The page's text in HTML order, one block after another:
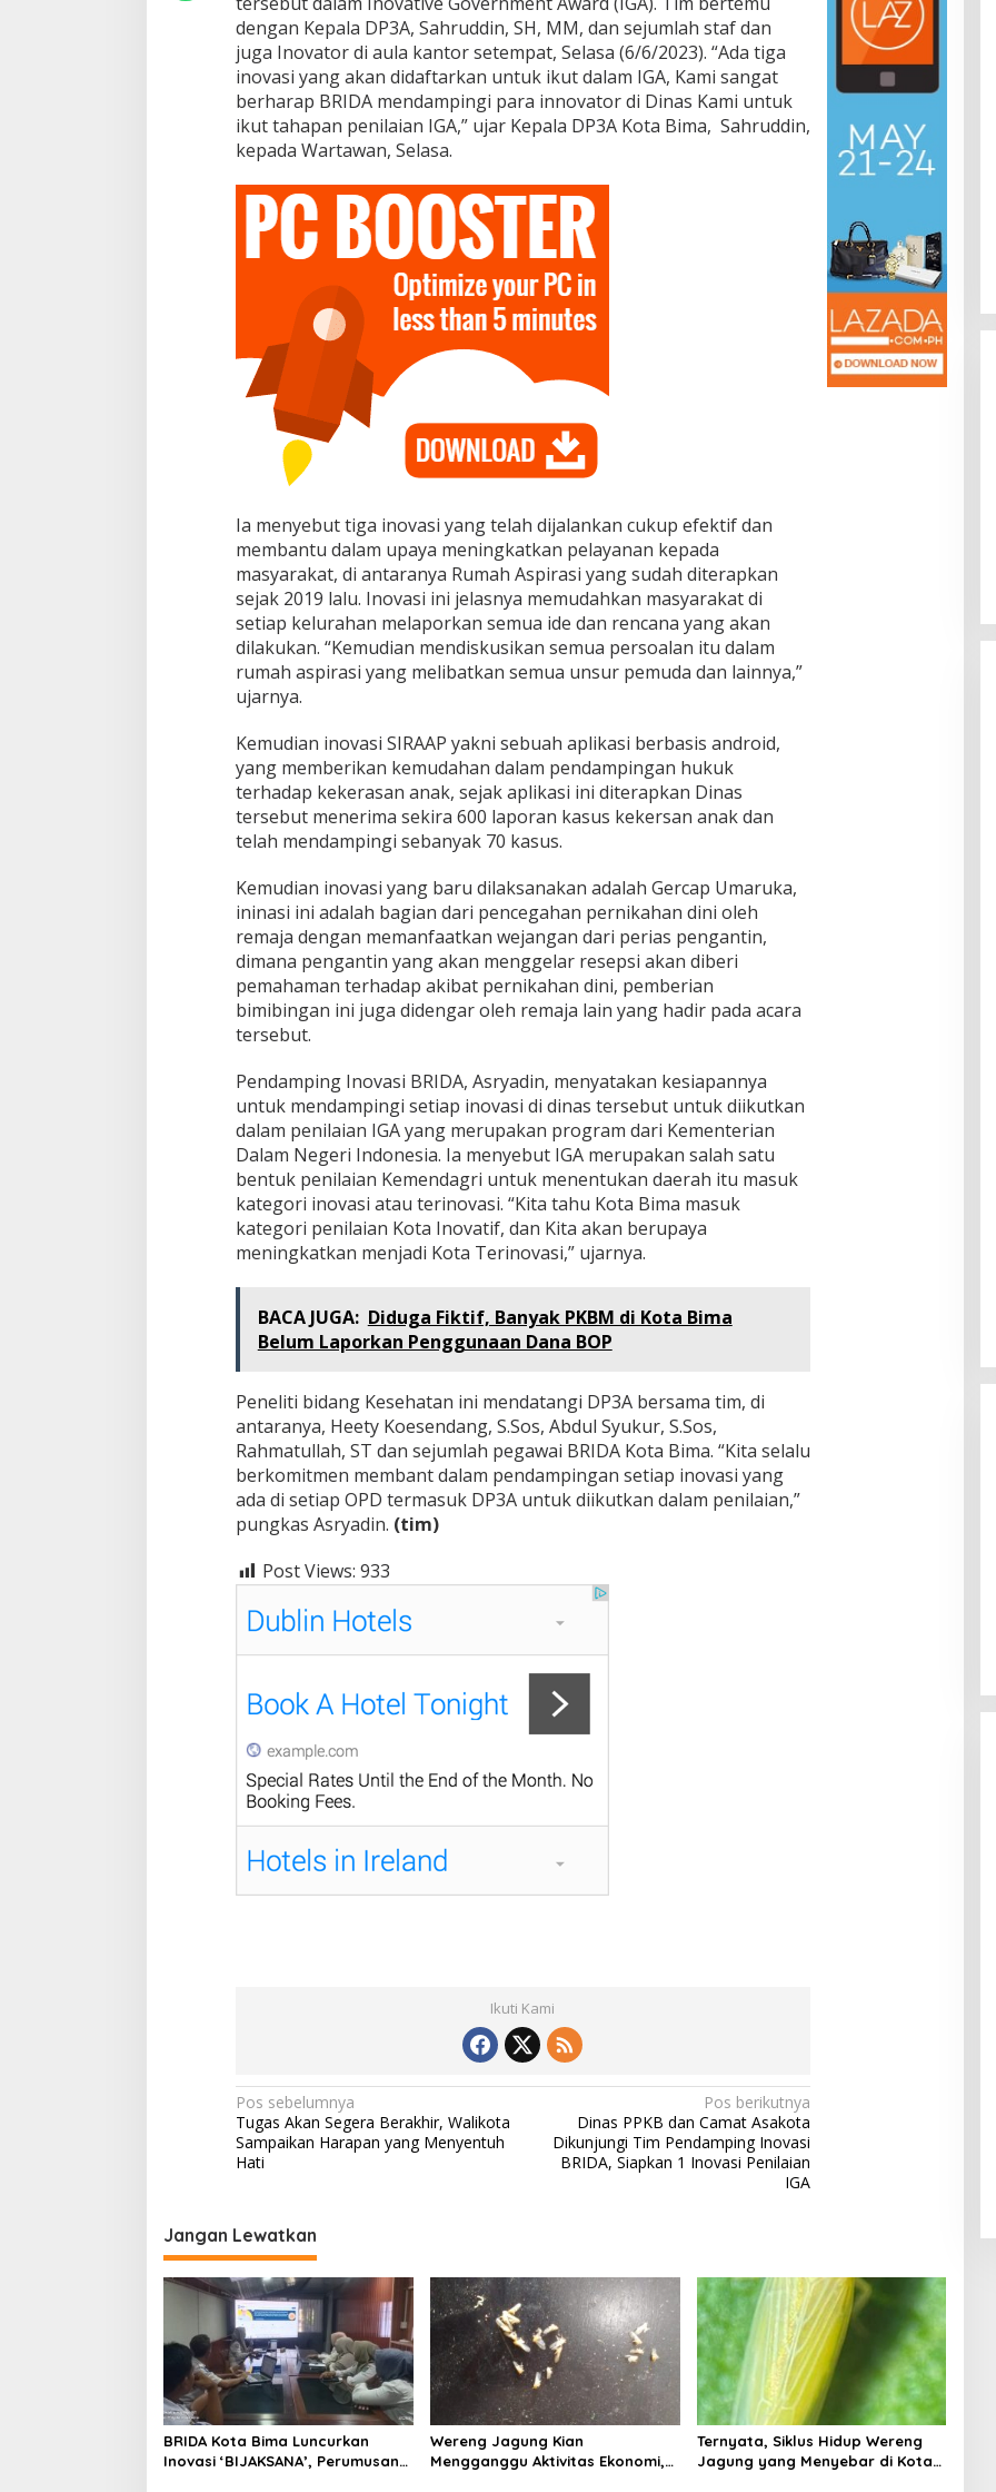
G
A
d
i
D
P
3
A
dengan Kepala DP3A, Sahruddin, SH, MM, dan sejumlah staf dan
juga Inovator di aula kantor setempat, Selasa (6/6/2023). “Ada tiga
inovasi yang akan didaftarkan untuk ikut dalam IGA, Kami sangat
berharap BRIDA mendampingi para innovator di Dinas Kami untuk
ikut tahapan penilaian IGA,” ujar Kepala DP3A Kota Bima, Sahruddin,
kepada Wartawan, Selasa.
Ia menyebut tiga inovasi yang telah dijalankan cukup efektif dan
membantu dalam upaya meningkatkan pelayanan kepada
masyarakat, di antaranya Rumah Aspirasi yang sudah diterapkan
sejak 2019 lalu. Inovasi ini jelasnya memudahkan masyarakat di
setiap kelurahan melaporkan semua ide dan rencana yang akan
dilakukan. “Kemudian mendiskusikan semua persoalan itu dalam
rumah aspirasi yang melibatkan semua unsur pemuda dan lainnya,”
ujarnya.
Kemudian inovasi SIRAAP yakni sebuah aplikasi berbasis android,
yang memberikan kemudahan dalam pendampingan hukuk
terhadap kekerasan anak, sejak aplikasi ini diterapkan Dinas
tersebut menerima sekira 600 laporan kasus kekersan anak dan
telah mendampingi sebanyak 70 kasus.
Kemudian inovasi yang baru dilaksanakan adalah Gercap Umaruka,
ininasi ini adalah bagian dari pencegahan pernikahan dini oleh
remaja dengan memanfaatkan wejangan dari perias pengantin,
dimana pengantin yang akan menggelar resepsi akan diberi
pemahaman terhadap akibat pernikahan dini, pemberian
bimibingan ini juga didengar oleh remaja lain yang hadir pada acara
tersebut.
Pendamping Inovasi BRIDA, Asryadin, menyatakan kesiapannya
untuk mendampingi setiap inovasi di dinas tersebut untuk diikutkan
dalam penilaian IGA yang merupakan program dari Kementerian
Dalam Negeri Indonesia. Ia menyebut IGA merupakan salah satu
bentuk penilaian Kemendagri untuk menentukan daerah itu masuk
kategori inovasi atau terinovasi. “Kita tahu Kota Bima masuk
kategori penilaian Kota Inovatif, dan Kita akan berupaya
meningkatkan menjadi Kota Terinovasi,” ujarnya.
BACA JUGA: Diduga Fiktif, Banyak PKBM di Kota Bima
Belum Laporkan Penggunaan Dana BOP
Peneliti bidang Kesehatan ini mendatangi DP3A bersama tim, di
antaranya, Heety Koesendang, S.Sos, Abdul Syukur, S.Sos,
Rahmatullah, ST dan sejumlah pegawai BRIDA Kota Bima. “Kita selalu
berkomitmen membant dalam pendampingan setiap inovasi yang
ada di setiap OPD termasuk DP3A untuk diikutkan dalam penilaian,”
pungkas Asryadin. (tim)
Post Views: 933
Ikuti Kami
N
a
v
g
a
s
i
p
o
s
Pos sebelumnya
Tugas Akan Segera Berakhir, Walikota
Sampaikan Harapan yang Menyentuh
Hati
Pos berikutnya
Dinas PPKB dan Camat Asakota
Dikunjungi Tim Pendamping Inovasi
BRIDA, Siapkan 1 Inovasi Penilaian
IGA
Jangan Lewatkan
BRIDA Kota Bima Luncurkan
Inovasi ‘BIJAKSANA’, Perumusan
Wereng Jagung Kian
Mengganggu Aktivitas Ekonomi,
Ternyata, Siklus Hidup Wereng
Jagung yang Menyebar di Kota
Karya Inovasi Pendidikan di BRIDA
Layak Mendapat Atensi dan Perlu
Difasilitasi Pemerintah
Di Pendidikan